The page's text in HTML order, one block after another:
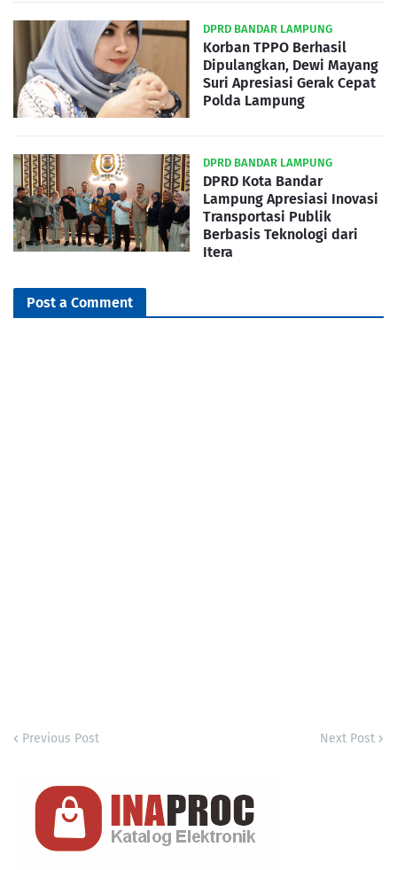
DPRD BANDAR LAMPUNG
Korban TPPO Berhasil
Dipulangkan, Dewi Mayang
Suri Apresiasi Gerak Cepat
Polda Lampung
DPRD BANDAR LAMPUNG
DPRD Kota Bandar
Lampung Apresiasi Inovasi
Transportasi Publik
Berbasis Teknologi dari
Itera
Post a Comment
Previous Post Next Post